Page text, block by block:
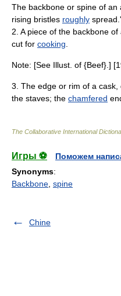
The backbone or spine of an
rising bristles roughly
2. A piece of the backbone
cut for cooking
Note: [See Illust. of {Beef}.]
3. The edge or rim of a
the staves; the chamfered
The Collaborative International
Игры ⚽
Поможем
Synonyms:
Backbone spine
Chine